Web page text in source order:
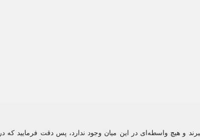
و هیچ واسطه‌ای در این میان وجود ندارد، پس دقت فرمایید که در